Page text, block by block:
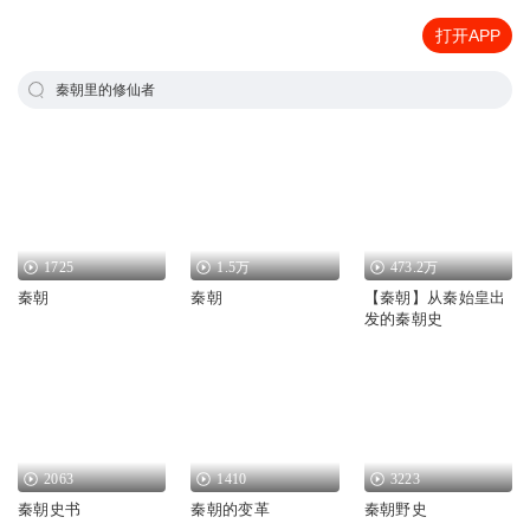
打开APP
秦朝里的修仙者
1725
秦朝
1.5万
秦朝
473.2万
【秦朝】从秦始皇出
发的秦朝史
2063
秦朝史书
1410
秦朝的变革
3223
秦朝野史